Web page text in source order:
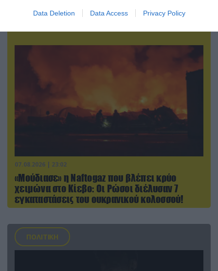
Data Deletion Data Access Privacy Policy
αντεπίθεση στο Κολομίγτσι: Δείτε το πριν & το
07.08.2026 | 23:02
«Μούδιασε» η Naftogaz που βλέπει κρύο
χειμώνα στο Κίεβο: Οι Ρώσοι διέλυσαν 7
εγκαταστάσεις του ουκρανικού κολοσσού!
ΠΟΛΙΤΙΚΗ